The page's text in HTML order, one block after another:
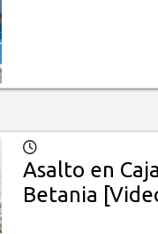
Asalto en
Betania